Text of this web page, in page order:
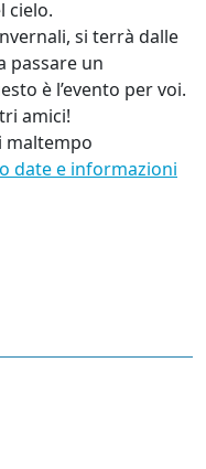
cielo.
si terrà dalle
passare un
è l’evento per voi.
amici!
maltempo
date e informazioni